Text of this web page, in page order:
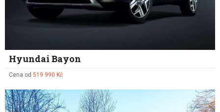
Hyundai Bayon
Cena od 519 990 Kč